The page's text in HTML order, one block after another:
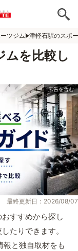
ツジム 津軽石駅のスポ
ムを比較し
最終更新日：2026/08/07
すすめから探し
たりできます。
と独自取材をも